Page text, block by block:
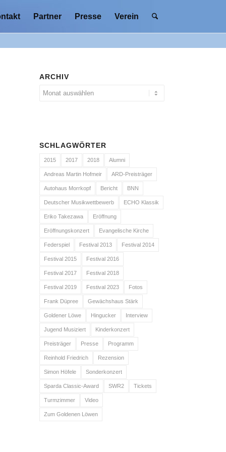
Partner Presse Verein
ARCHIV
SCHLAGWÖRTER
2015 2017 2018 Alumni
Andreas Martin Hofmeir ARD-Preisträger
Autohaus Morrkopf Bericht BNN
Deutscher Musikwettbewerb ECHO Klassik
Eriko Takezawa Eröffnung
Eröffnungskonzert Evangelische Kirche
Federspiel Festival 2013 Festival 2014
Festival 2015 Festival 2016
Festival 2017 Festival 2018
Festival 2019 Festival 2023 Fotos
Frank Düpree Gewächshaus Stärk
Goldener Löwe Hingucker Interview
Jugend Musiziert Kinderkonzert
Preisträger Presse Programm
Reinhold Friedrich Rezension
Simon Höfele Sonderkonzert
Sparda Classic-Award SWR2 Tickets
Turmzimmer Video
Zum Goldenen Löwen